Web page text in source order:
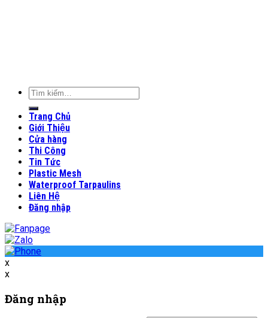
Tìm
kiếm:
Trang Chủ
Giới Thiệu
Cửa hàng
Thi Công
Tin Tức
Plastic Mesh
Waterproof Tarpaulins
Liên Hệ
Đăng nhập
x
x
Đăng nhập